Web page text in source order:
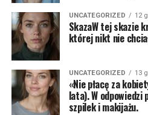
UNCATEGORIZED 12
SkazaW tej skazie
której nikt nie
UNCATEGORIZED 13
«Nie płacę za
lata). W odpowiedzi
szpilek i makijażu.